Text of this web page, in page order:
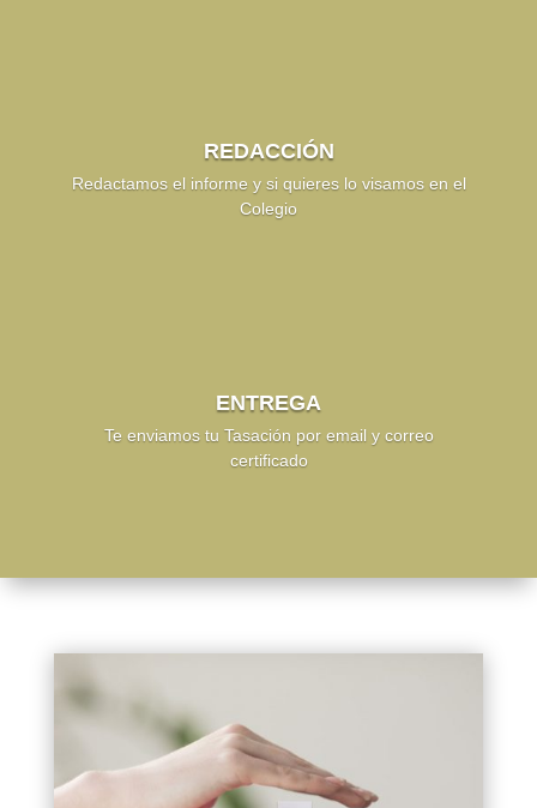
REDACCIÓN
Redactamos el informe y si quieres lo visamos en el
Colegio
ENTREGA
Te enviamos tu Tasación por email y correo
certificado